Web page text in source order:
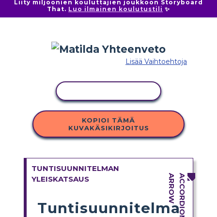
Liity miljoonien kouluttajien joukkoon Storyboard
That. Luo ilmainen koulutustili ✨
Lisää Vaihtoehtoja
KOPIOI TÄMÄ
KUVAKÄSIKIRJOITUS
TUNTISUUNNITELMAN
YLEISKATSAUS
Tuntisuunnitelma